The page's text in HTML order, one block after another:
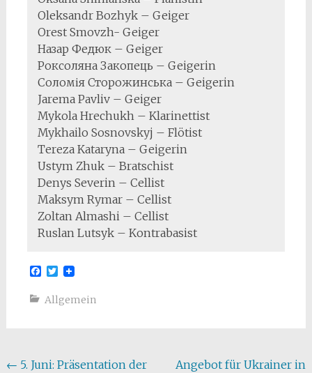
Oleksandr Bozhyk – Geiger
Orest Smovzh- Geiger
Назар Федюк – Geiger
Роксоляна Закопець – Geigerin
Соломія Сторожинська – Geigerin
Jarema Pavliv – Geiger
Mykola Hrechukh – Klarinettist
Mykhailo Sosnovskyj – Flötist
Tereza Kataryna – Geigerin
Ustym Zhuk – Bratschist
Denys Severin – Cellist
Maksym Rymar – Cellist
Zoltan Almashi – Cellist
Ruslan Lutsyk – Kontrabasist
Facebook
Twitter
Allgemein
Beitragsnavigation
← 5. Juni: Präsentation der Angebot für Ukrainer in